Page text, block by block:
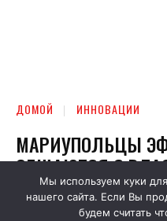
Мы используем куки
нашего сайта. Если Вы
будем считать